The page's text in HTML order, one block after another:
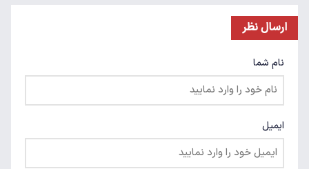
ارسال نظر
نام شما
ایمیل